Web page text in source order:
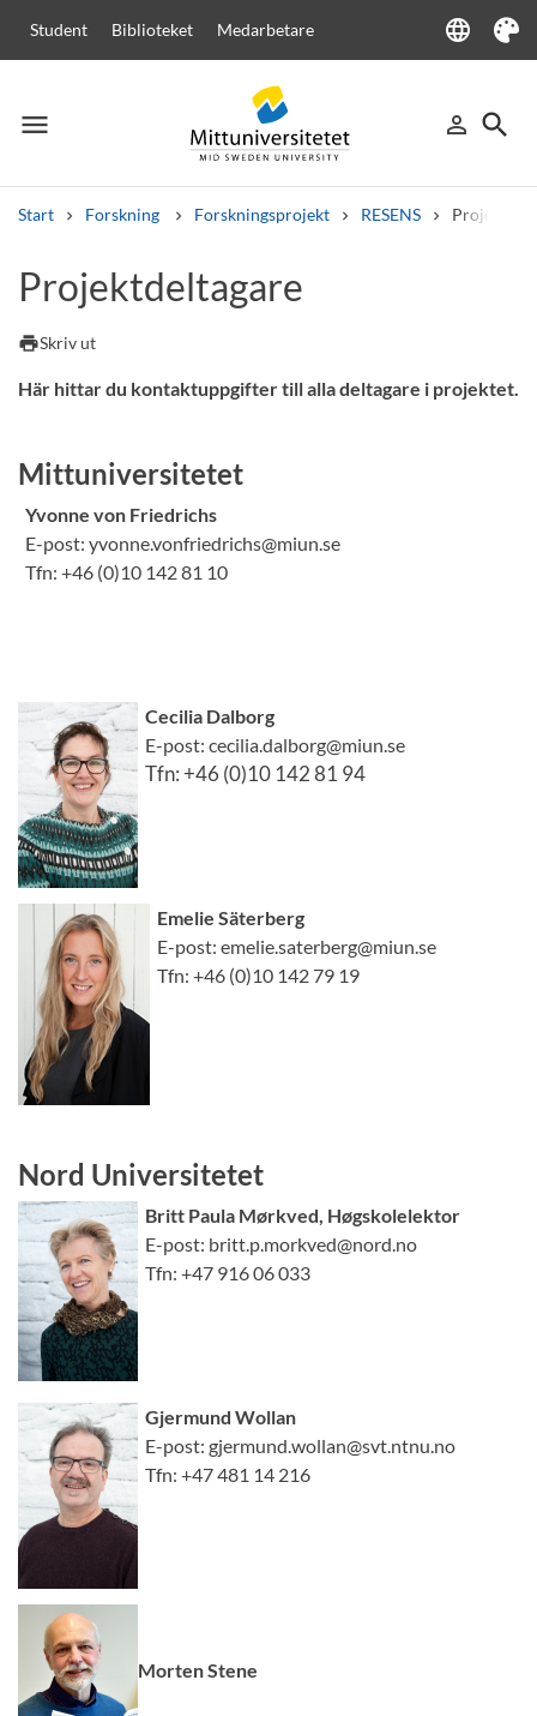
Student Biblioteket Medarbetare language
Language
Tema
menu
Meny person_outline
Logga in
search
Sök
Start Forskning Forskningsprojekt RESENS
Andra söktjänster
Kurser och program
Projektdeltagare
printSkriv ut
Här hittar du kontaktuppgifter till alla deltagare i projektet.
Mittuniversitetet
Yvonne von Friedrichs
E-post: yvonne.vonfriedrichs@miun.se
Tfn: +46 (0)10 142 81 10
Cecilia Dalborg
E-post: cecilia.dalborg@miun.se
Tfn: +46 (0)10 142 81 94
Emelie Säterberg
E-post: emelie.saterberg@miun.se
Tfn: +46 (0)10 142 79 19
Nord Universitetet
Britt Paula Mørkved, Høgskolelektor
E-post: britt.p.morkved@nord.no
Tfn: +47 916 06 033
Gjermund Wollan
E-post: gjermund.wollan@svt.ntnu.no
Tfn: +47 481 14 216
Morten Stene